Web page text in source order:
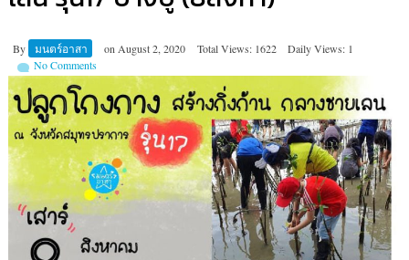
By มนตร์อาสา on August 2, 2020 Total Views: 1622
Daily Views: 1
No Comments